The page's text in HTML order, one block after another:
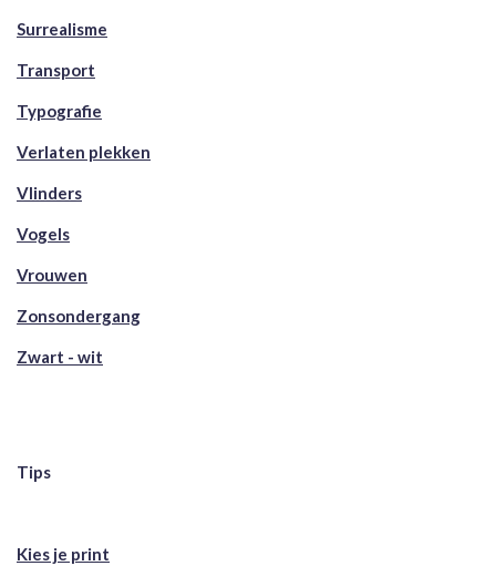
Surrealisme
Transport
Typografie
Verlaten plekken
Vlinders
Vogels
Vrouwen
Zonsondergang
Zwart - wit
Tips
Kies je print